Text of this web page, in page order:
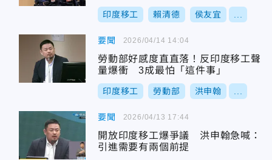
印度移工 賴清德 侯友宜
要聞
勞動部好感度直直落！反印度移工聲
量爆衝 3成最怕「這件事」
印度移工 勞動部 洪申翰
2026/04/14 14:04
要聞
開放印度移工爆爭議 洪申翰急喊：
引進需要有兩個前提
2026/04/13 17:44